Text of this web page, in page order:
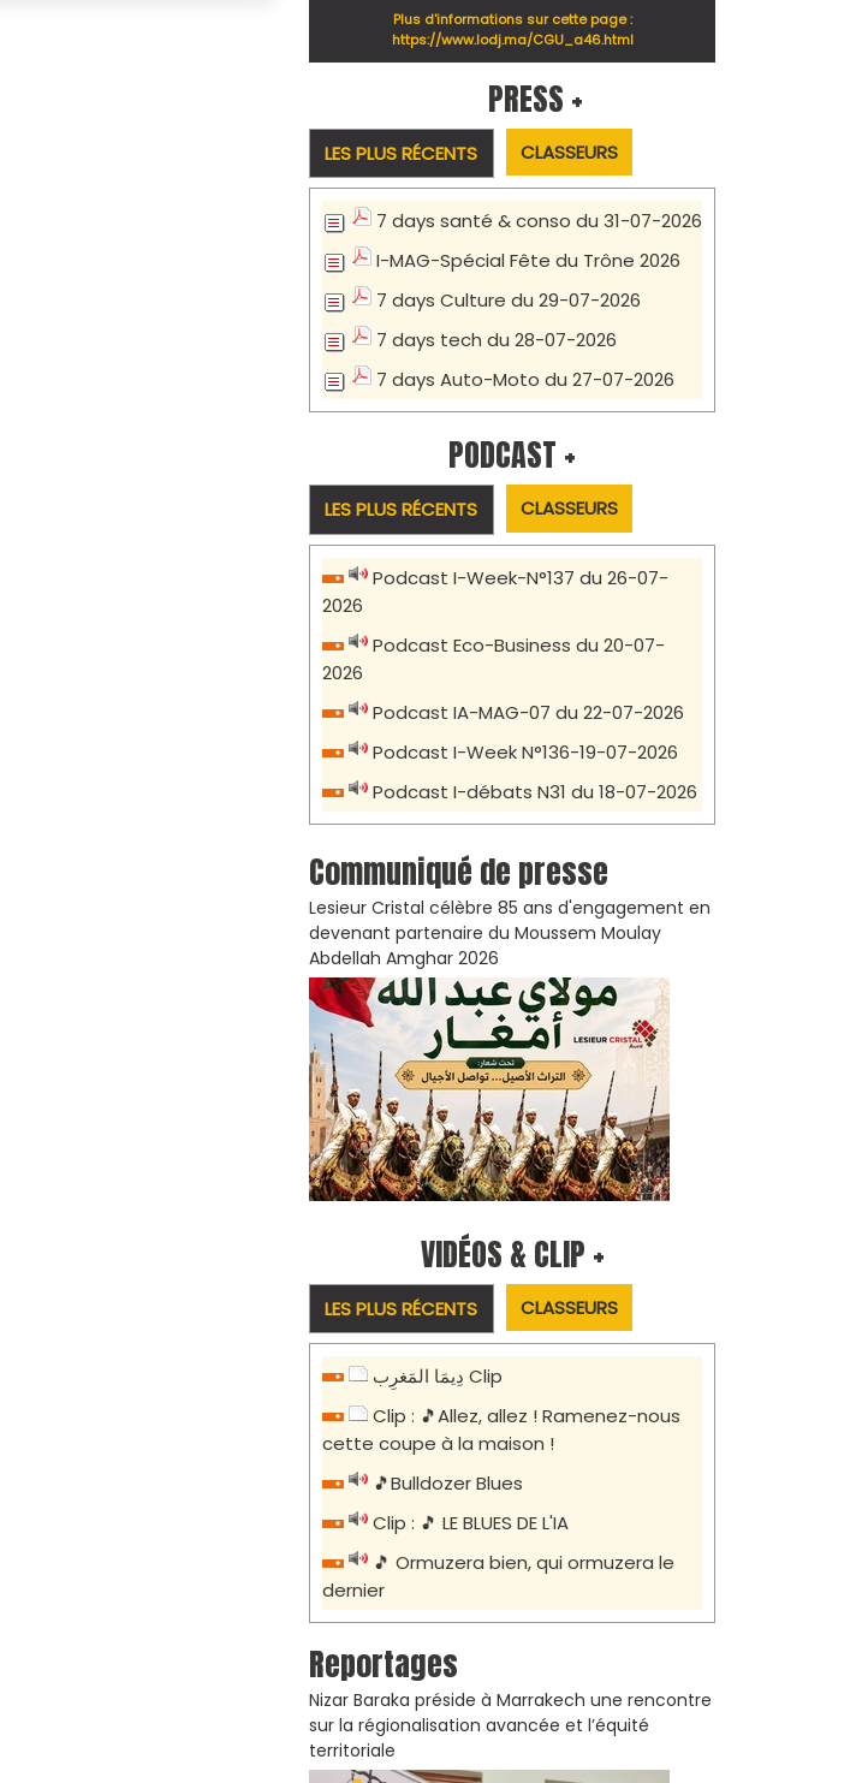
Plus d'informations sur cette page :
https://www.lodj.ma/CGU_a46.html
PRESS +
LES PLUS RÉCENTS CLASSEURS
7 days santé & conso du 31-07-2026
I-MAG-Spécial Fête du Trône 2026
7 days Culture du 29-07-2026
7 days tech du 28-07-2026
7 days Auto-Moto du 27-07-2026
PODCAST +
LES PLUS RÉCENTS CLASSEURS
Podcast I-Week-N°137 du 26-07-
2026
Podcast Eco-Business du 20-07-
2026
Podcast IA-MAG-07 du 22-07-2026
Podcast I-Week N°136-19-07-2026
Podcast I-débats N31 du 18-07-2026
Communiqué de presse
Lesieur Cristal célèbre 85 ans d'engagement en
devenant partenaire du Moussem Moulay
Abdellah Amghar 2026
VIDÉOS & CLIP +
LES PLUS RÉCENTS CLASSEURS
دِيمَا المَغرِب Clip
Clip : 🎵Allez, allez ! Ramenez-nous
cette coupe à la maison !
🎵Bulldozer Blues
Clip : 🎵 LE BLUES DE L'IA
🎵 Ormuzera bien, qui ormuzera le
dernier
Reportages
Nizar Baraka préside à Marrakech une rencontre
sur la régionalisation avancée et l’équité
territoriale